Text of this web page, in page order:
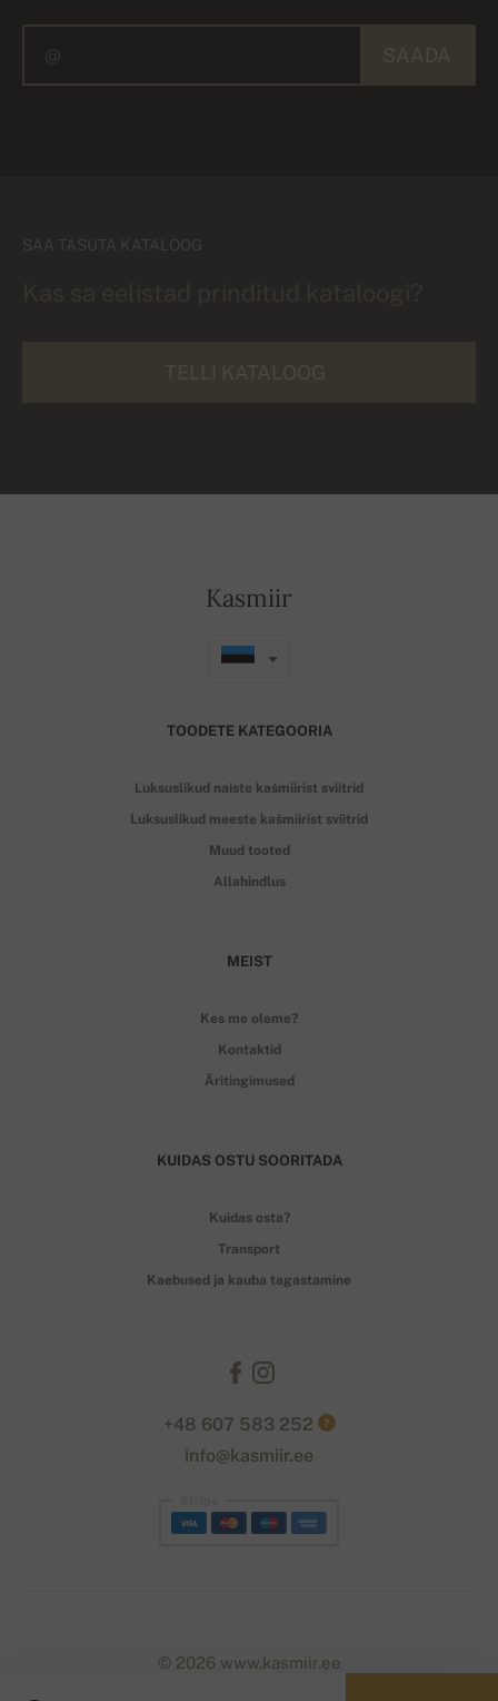
SAA TASUTA KATALOOG
Kasmiir
TOODETE KATEGOORIA
Luksuslikud naiste kašmiirist sviitrid
Luksuslikud meeste kašmiirist sviitrid
Muud tooted
Allahindlus
MEIST
Kes me oleme?
Kontaktid
Äritingimused
KUIDAS OSTU SOORITADA
Kuidas osta?
Transport
Kaebused ja kauba tagastamine
+48 607 583 252 ?
info@kasmiir.ee
© 2026 www.kasmiir.ee